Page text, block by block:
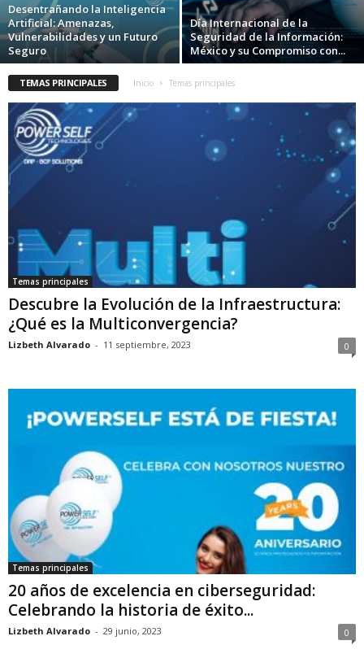
Desentrañando la Inteligencia
Artificial: Amenazas,
Vulnerabilidades y un Futuro
Seguro
Día Internacional de la
Seguridad de la Información:
México y su Compromiso con...
TEMAS PRINCIPALES Inicio Temas principales
Temas principales
Descubre la Evolución de la Infraestructura:
¿Qué es la Multiconvergencia?
Lizbeth Alvarado - 11 septiembre, 2023 0
Temas principales
20 años de excelencia en ciberseguridad:
Celebrando la historia de éxito...
Lizbeth Alvarado - 29 junio, 2023 0